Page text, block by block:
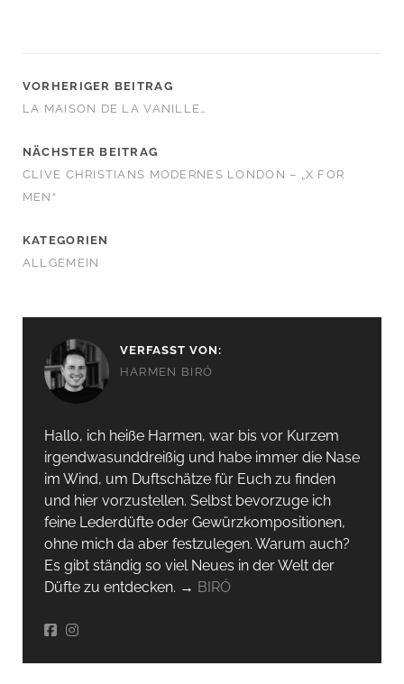
VORHERIGER BEITRAG
LA MAISON DE LA VANILLE…
NÄCHSTER BEITRAG
CLIVE CHRISTIANS MODERNES LONDON – „X FOR
MEN“
KATEGORIEN
ALLGEMEIN
VERFASST VON:
HARMEN BIRÓ
Hallo, ich heiße Harmen, war bis vor Kurzem
irgendwas­unddreißig und habe immer die Nase
im Wind, um Duftschätze für Euch zu finden
und hier vorzustellen. Selbst bevorzuge ich
feine Lederdüfte oder Gewürzkompositionen,
ohne mich da aber festzulegen. Warum auch?
Es gibt ständig so viel Neues in der Welt der
Düfte zu entdecken. → BIRÓ